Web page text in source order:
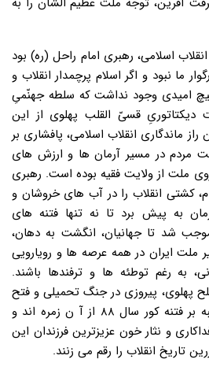
اسلامی، رهبری امام راحل (ره) بود
ما نبود و اگر اسلام پرچمدار انقلاب و
امیدی وجود نداشت که سلطه جهنّمیِ
دیکتاتوریِ قسیّ القلب پهلوی از این
ماندگاری انقلاب اسلامی، پافشاری بر
مردم در مسیر آرمان ها و ارزش های
ملت از ولایت فقیه بوده است. رهبری
کشتی انقلاب را در آب های خروشان و
به پیش برد تا نه تنها فتنه های
موجب شد تا جهانیان، انگشت به دهان،
ایران در همه عرصه ها و رویارویی
به رغم توطئه ها و ترفندها باشند.
پهلوی، پیروزی در جنگ تحمیلی و فتح
عرصه های علمی و حتی غلبه بر فتنه کور سال ۸۸ از آ ن زمره اند و
و نثار خون عزیزترین فرزندان این
تاریخ انقلاب را رقم می زنند.